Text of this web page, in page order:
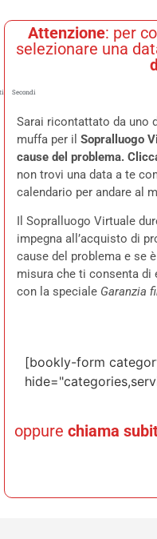
Attenzione: per
selezionare una
Secondi
Sarai ricontattato da uno
muffa per il Sopralluogo
cause del problema.
non trovi una data a te
calendario per andare al
Il Sopralluogo Virtuale
impegna all’acquisto di
cause del problema e se
misura che ti consenta
con la speciale Garanzia
[bookly-form
oppure chiama